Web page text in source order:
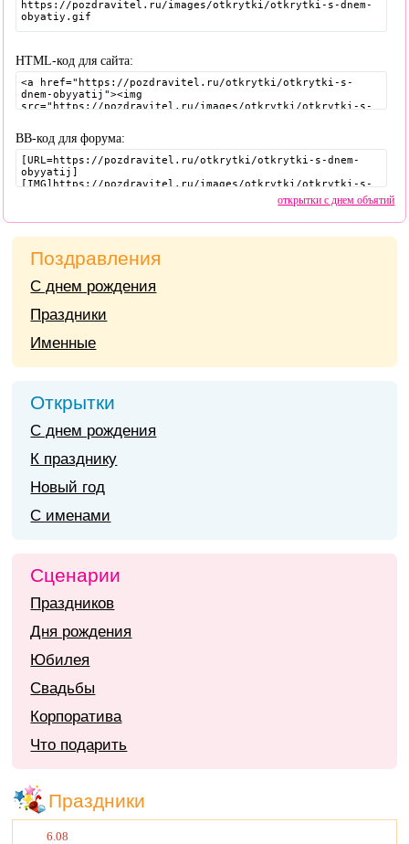
HTML-код для сайта:
BB-код для форума:
открытки с днем объятий
Поздравления
С днем рождения
Праздники
Именные
Открытки
С днем рождения
К празднику
Новый год
С именами
Сценарии
Праздников
Дня рождения
Юбилея
Свадьбы
Корпоратива
Что подарить
Праздники
6.08